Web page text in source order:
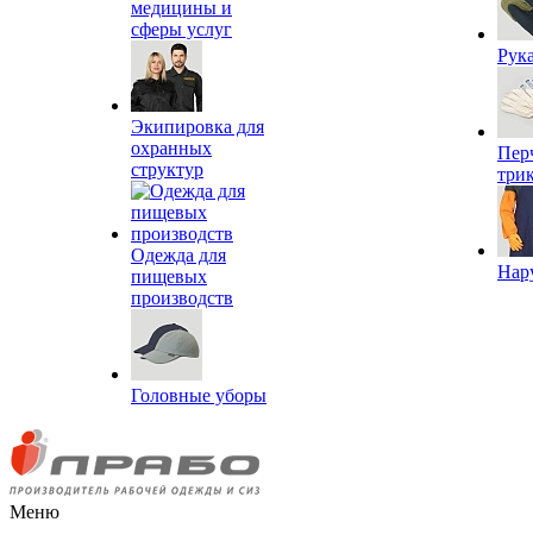
медицины и
сферы услуг
Экипировка для
охранных
структур
Одежда для
пищевых
производств
Головные уборы
Меню